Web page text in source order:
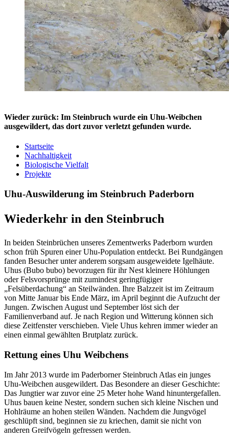
Wieder zurück: Im Steinbruch wurde ein Uhu-Weibchen
ausgewildert, das dort zuvor verletzt gefunden wurde.
Startseite
Nachhaltigkeit
Biologische Vielfalt
Projekte
Uhu-Auswilderung im Steinbruch Paderborn
Wiederkehr in den Steinbruch
In beiden Steinbrüchen unseres Zementwerks Paderborn wurden
schon früh Spuren einer Uhu-Population entdeckt. Bei Rundgängen
fanden Besucher unter anderem sorgsam ausgeweidete Igelhäute.
Uhus (Bubo bubo) bevorzugen für ihr Nest kleinere Höhlungen
oder Felsvorsprünge mit zumindest geringfügiger
„Felsüberdachung“ an Steilwänden. Ihre Balzzeit ist im Zeitraum
von Mitte Januar bis Ende März, im April beginnt die Aufzucht der
Jungen. Zwischen August und September löst sich der
Familienverband auf. Je nach Region und Witterung können sich
diese Zeitfenster verschieben. Viele Uhus kehren immer wieder an
einen einmal gewählten Brutplatz zurück.
Rettung eines Uhu Weibchens
Im Jahr 2013 wurde im Paderborner Steinbruch Atlas ein junges
Uhu-Weibchen ausgewildert. Das Besondere an dieser Geschichte:
Das Jungtier war zuvor eine 25 Meter hohe Wand hinuntergefallen.
Uhus bauen keine Nester, sondern suchen sich kleine Nischen und
Hohlräume an hohen steilen Wänden. Nachdem die Jungvögel
geschlüpft sind, beginnen sie zu kriechen, damit sie nicht von
anderen Greifvögeln gefressen werden.